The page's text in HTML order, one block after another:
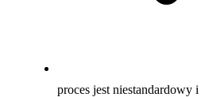
proces jest niestandardowy